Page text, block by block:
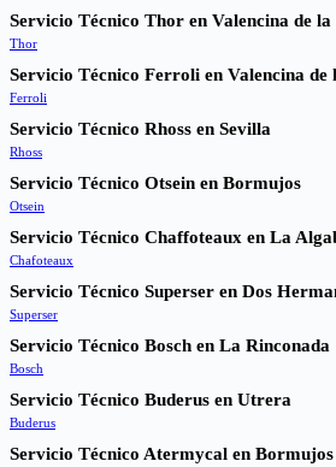
Servicio Técnico Thor en Valencina de la
Thor
Servicio Técnico Ferroli en Valencina de
Ferroli
Servicio Técnico Rhoss en Sevilla
Rhoss
Servicio Técnico Otsein en Bormujos
Otsein
Servicio Técnico Chaffoteaux en La
Chafoteaux
Servicio Técnico Superser en Dos
Superser
Servicio Técnico Bosch en La Rinconada
Bosch
Servicio Técnico Buderus en Utrera
Buderus
Servicio Técnico Atermycal en Bormujos